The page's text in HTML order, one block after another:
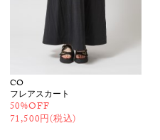
CO
フレアスカート
50%OFF
71,500円(税込)